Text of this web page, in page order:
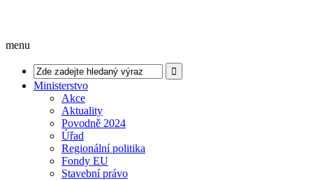
menu
Ministerstvo
Akce
Aktuality
Povodně 2024
Úřad
Regionální politika
Fondy EU
Stavební právo